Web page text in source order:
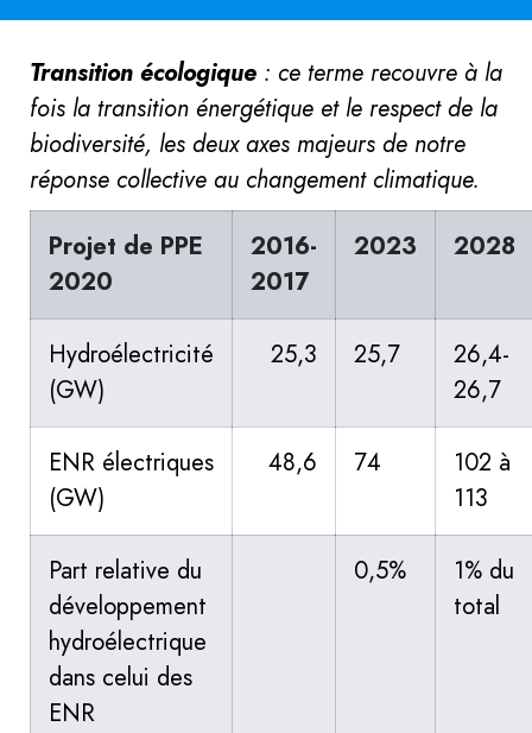
Transition écologique : ce terme recouvre à la
fois la transition énergétique et le respect de la
biodiversité, les deux axes majeurs de notre
réponse collective au changement climatique.
Projet de PPE
2020
2016-
2017
2023 2028
Hydroélectricité
(GW)
25,3 25,7
26,4-
26,7
ENR électriques
(GW)
48,6 74
102 à
113
Part relative du
développement
hydroélectrique
dans celui des
ENR
0,5%
1% du
total